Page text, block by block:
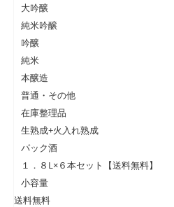
大吟醸
純米吟醸
吟醸
純米
本醸造
普通・その他
在庫整理品
生熟成+火入れ熟成
パック酒
１．８L×６本セット【送料無料】
小容量
送料無料